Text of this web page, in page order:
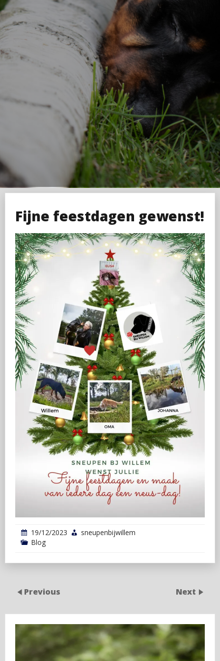
Fijne feestdagen gewenst!
19/12/2023
sneupenbijwillem
Blog
Previous Next